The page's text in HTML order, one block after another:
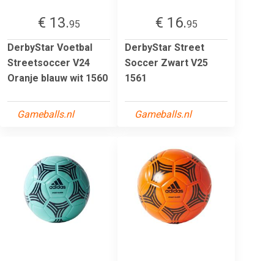
€ 13.95
DerbyStar Voetbal
Streetsoccer V24
Oranje blauw wit 1560
Gameballs.nl
€ 16.95
DerbyStar Street
Soccer Zwart V25
1561
Gameballs.nl